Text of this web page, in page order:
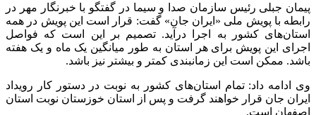
پیمان جبلی رئیس سازمان صدا و سیما در گفتگو با خبرنگار مهر در
رابطه با پویش ملی «ایران جان» گفت: قرار است این پویش در همه
استان‌های کشور به اجرا درآید. تصمیم بر این است که فواصل
اجرای این پویش برای هر استان به طور میانگین یک ماه و یک هفته
باشد. ممکن است این زمانبندی کمتر و بیشتر نیز باشد.
وی ادامه داد: تمام استان‌های کشور به نوبت در دستور کار رویداد
ایران جان قرار خواهند گرفت و پس از استان خوزستان نوبت استان
اصفهان است.